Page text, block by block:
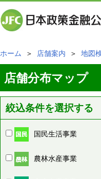
ホーム ＞ 店舗案内 ＞ 地図
店舗分布マップ
絞込条件を選択する
国民生活事業
農林水産事業